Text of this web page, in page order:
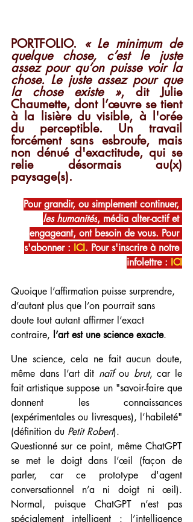
PORTFOLIO. « Le minimum de
quelque chose, c’est le juste
assez pour qu’on puisse voir la
chose. Le juste assez pour que
la chose existe », dit Julie
Chaumette, dont l’œuvre se tient
à la lisière du visible, à l'orée
du perceptible. Un travail
forcément sans esbroufe, mais
non dénué d'exactitude, qui se
relie désormais au(x)
paysage(s).
Pour grandir, ou simplement continuer,
les humanités, média alter-actif et
engageant, ont besoin de vous. Pour
s'abonner : ICI. Pour s'inscrire à notre
infolettre : ICI
Quoique l’affirmation puisse surprendre,
d’autant plus que l’on pourrait sans
doute tout autant affirmer l’exact
contraire, l’art est une science exacte.
Une science, cela ne fait aucun doute,
même dans l’art dit naïf ou brut, car le
fait artistique suppose un "savoir-faire que
donnent les connaissances
(expérimentales ou livresques), l’habileté"
(définition du Petit Robert).
Questionné sur ce point, même ChatGPT
se met le doigt dans l’œil (façon de
parler, car ce prototype d'agent
conversationnel n’a ni doigt ni œil).
Normal, puisque ChatGPT n’est pas
spécialement intelligent : l’intelligence